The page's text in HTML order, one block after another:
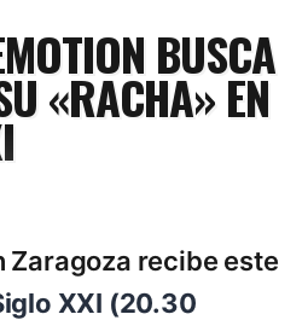
BUSCA
«RACHA» EN
Zaragoza recibe este
XXI (20.30